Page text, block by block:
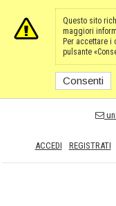
Questo sito
maggiori
Per accettare
pulsante
Consenti
ACCEDI REGISTRATI